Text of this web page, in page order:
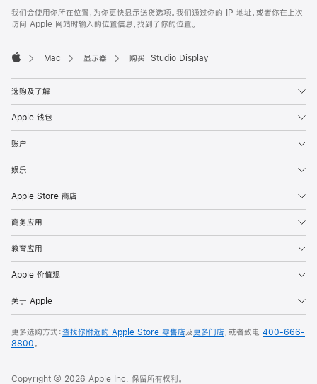
我们会使用你所在位置，为你更快显示送货选项。我们通过你的 IP 地址，或者你在上次
访问 Apple 网站时输入的位置信息，找到了你的位置。
Mac 显示器 购买 Studio Display
选购及了解
Apple 钱包
账户
娱乐
Apple Store 商店
商务应用
教育应用
Apple 价值观
关于 Apple
更多选购方式：查找你附近的 Apple Store 零售店及更多门店，或者致电 400-666-
8800。
Copyright © 2026 Apple Inc. 保留所有权利。